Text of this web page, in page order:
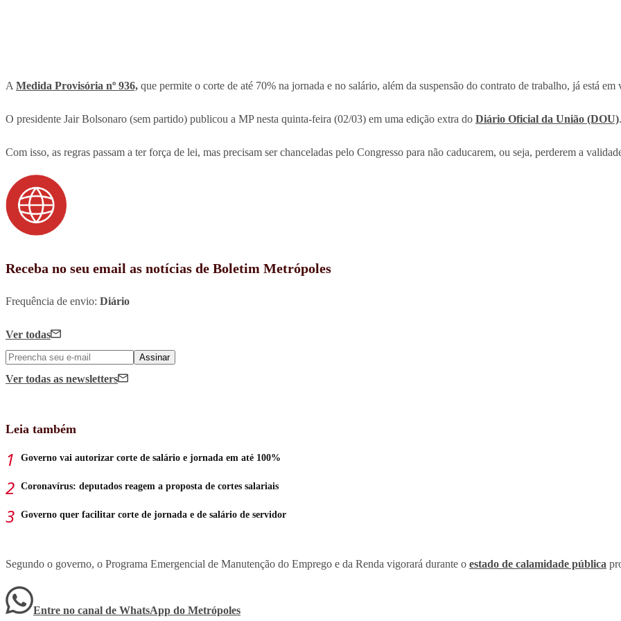
A Medida Provisória nº 936, que permite o corte de até 70% na jornada e no salário, além da suspensão do contrato de trabalho, já está em
O presidente Jair Bolsonaro (sem partido) publicou a MP nesta quinta-feira (02/03) em uma edição extra do Diário Oficial da União (DOU).
Com isso, as regras passam a ter força de lei, mas precisam ser chanceladas pelo Congresso para não caducarem, ou seja, perderem a
Receba no seu email as notícias de Boletim Metrópoles
Frequência de envio: Diário
Ver todas
Assinar
Ver todas as newsletters
Leia também
Governo vai autorizar corte de salário e jornada em até 100%
Coronavírus: deputados reagem a proposta de cortes salariais
Governo quer facilitar corte de jornada e de salário de servidor
Segundo o governo, o Programa Emergencial de Manutenção do Emprego e da Renda vigorará durante o estado de calamidade pública
Entre no canal de WhatsApp do Metrópoles